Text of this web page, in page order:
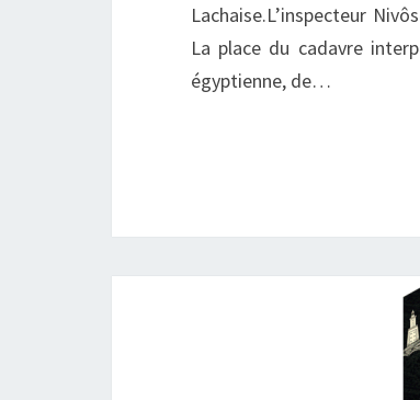
Lachaise.L’inspecteur
La place du cadavre
égyptienne, de…